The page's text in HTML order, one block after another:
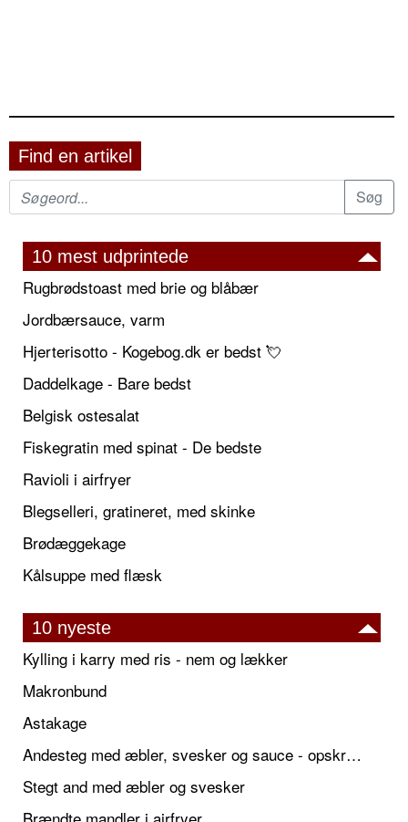
Find en artikel
10 mest udprintede
Rugbrødstoast med brie og blåbær
Jordbærsauce, varm
Hjerterisotto - Kogebog.dk er bedst 💘
Daddelkage - Bare bedst
Belgisk ostesalat
Fiskegratin med spinat - De bedste
Ravioli i airfryer
Blegselleri, gratineret, med skinke
Brødæggekage
Kålsuppe med flæsk
10 nyeste
Kylling i karry med ris - nem og lækker
Makronbund
Astakage
Andesteg med æbler, svesker og sauce - opskrift også til jul
Stegt and med æbler og svesker